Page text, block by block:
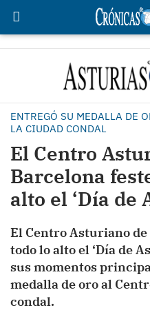
ENTREGÓ SU MEDALLA DE
LA CIUDAD CONDAL
El Centro
Barcelona
alto el ‘Día de
El Centro Asturiano
todo lo alto el ‘Día de
sus momentos
medalla de oro al
condal.